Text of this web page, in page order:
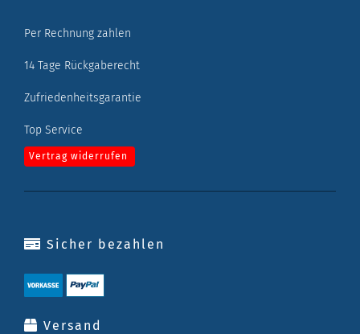
Per Rechnung zahlen
14 Tage Rückgaberecht
Zufriedenheitsgarantie
Top Service
Vertrag widerrufen
Sicher bezahlen
Versand